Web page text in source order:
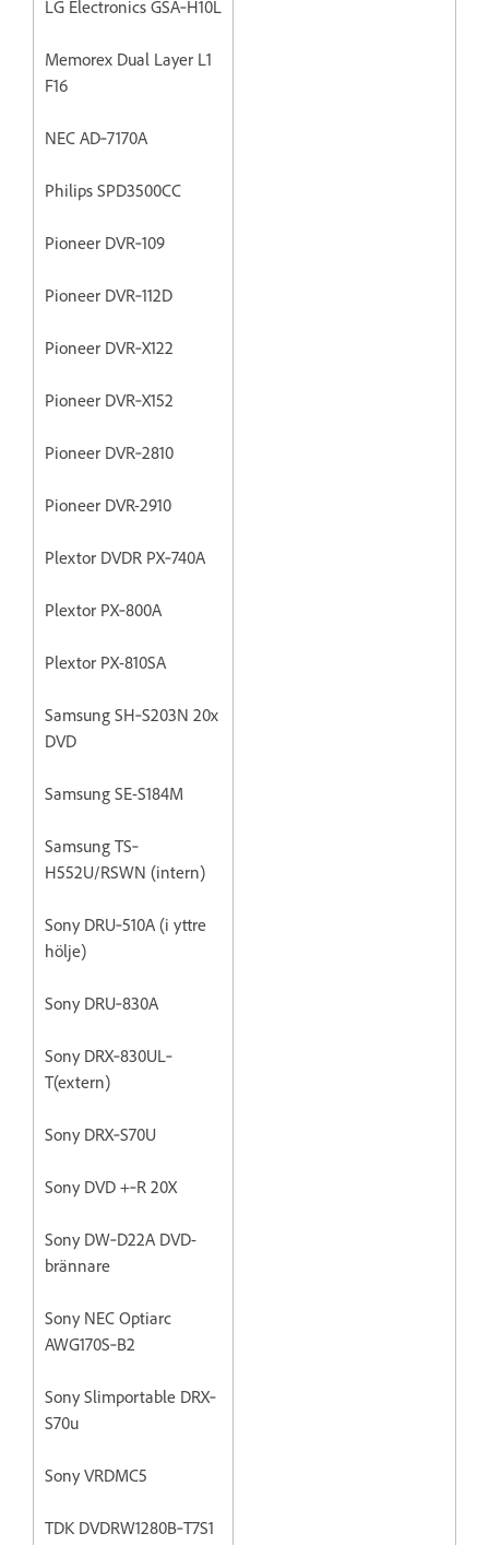
LG Electronics GSA‐H10L
Memorex Dual Layer L1
F16
NEC AD‐7170A
Philips SPD3500CC
Pioneer DVR‐109
Pioneer DVR‐112D
Pioneer DVR‐X122
Pioneer DVR‐X152
Pioneer DVR‐2810
Pioneer DVR-2910
Plextor DVDR PX‐740A
Plextor PX‐800A
Plextor PX-810SA
Samsung SH‐S203N 20x
DVD
Samsung SE-S184M
Samsung TS‐
H552U/RSWN (intern)
Sony DRU‐510A (i yttre
hölje)
Sony DRU‐830A
Sony DRX‐830UL‐
T(extern)
Sony DRX‐S70U
Sony DVD +‐R 20X
Sony DW‐D22A DVD-
brännare
Sony NEC Optiarc
AWG170S‐B2
Sony Slimportable DRX‐
S70u
Sony VRDMC5
TDK DVDRW1280B‐T7S1